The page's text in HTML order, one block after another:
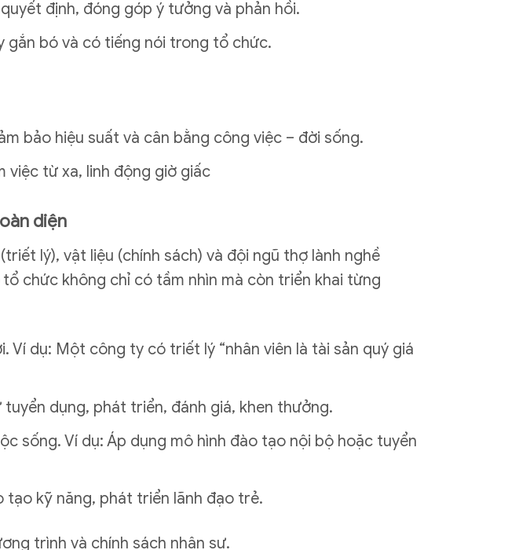
định, đóng góp ý tưởng và phản hồi.
gắn bó và có tiếng nói trong tổ chức.
bảo hiệu suất và cân bằng công việc – đời sống.
việc từ xa, linh động giờ giấc
diện
lý), vật liệu (chính sách) và đội ngũ thợ lành nghề
chức không chỉ có tầm nhìn mà còn triển khai từng
dụ: Một công ty có triết lý “nhân viên là tài sản quý giá
dụng, phát triển, đánh giá, khen thưởng.
sống. Ví dụ: Áp dụng mô hình đào tạo nội bộ hoặc tuyển
kỹ năng, phát triển lãnh đạo trẻ.
trình và chính sách nhân sự.